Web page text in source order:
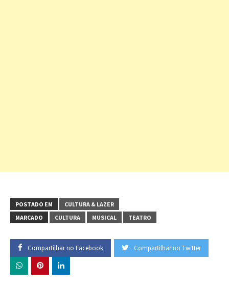
POSTADO EM
CULTURA & LAZER
MARCADO
CULTURA MUSICAL TEATRO
Compartilhar no Facebook Compartilhar no Twitter